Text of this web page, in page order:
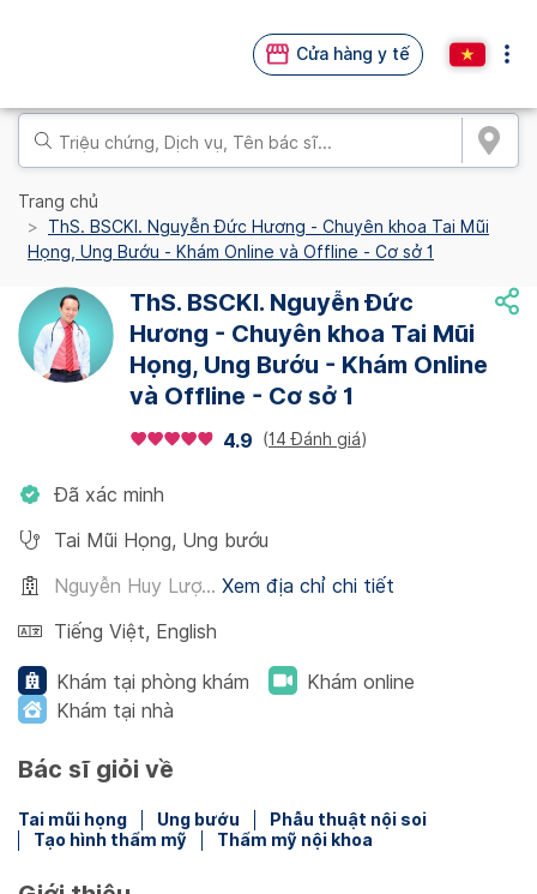
Cửa hàng y tế
Trang chủ
ThS. BSCKI. Nguyễn Đức Hương - Chuyên khoa Tai Mũi
Họng, Ung Bướu - Khám Online và Offline - Cơ sở 1
ThS. BSCKI. Nguyễn Đức
Hương - Chuyên khoa Tai Mũi
Họng, Ung Bướu - Khám Online
và Offline - Cơ sở 1
4.9 (14 Đánh giá)
Đã xác minh
Tai Mũi Họng, Ung bướu
Nguyễn Huy Lượ... Xem địa chỉ chi tiết
Tiếng Việt, English
Khám tại phòng khám
Khám online
Khám tại nhà
Bác sĩ giỏi về
Tai mũi họng Ung bướu
Phẫu thuật nội soi
Tạo hình thẩm mỹ
Thẩm mỹ nội khoa